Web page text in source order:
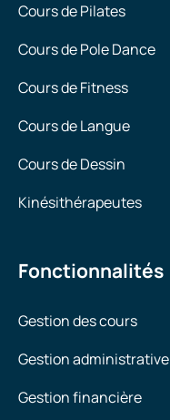
Cours de Pilates
Cours de Pole Dance
Cours de Fitness
Cours de Langue
Cours de Dessin
Kinésithérapeutes
Fonctionnalités
Gestion des cours
Gestion administrative
Gestion financière